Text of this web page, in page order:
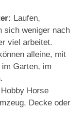
Laufen,
sich weniger nach
viel arbeitet.
alleine, mit
Garten, im
Horse
Decke oder